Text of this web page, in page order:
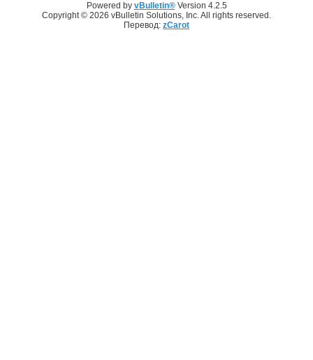
Powered by vBulletin®Version 4.2.5
Copyright © 2026 vBulletin Solutions, Inc. All rights reserved.
Перевод: zCarot